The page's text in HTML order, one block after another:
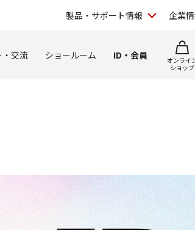
製品・サポート情報 企業
・交流 ショールーム ID・会員
オンライ
ショップ